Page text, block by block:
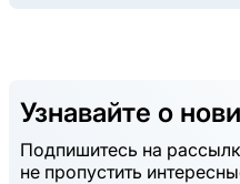
Узнавайте о
Подпишитесь на
не пропустить